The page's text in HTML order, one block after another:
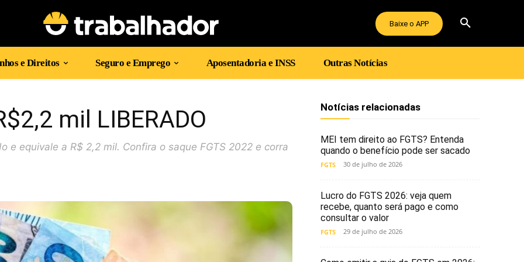
Baixe o APP
e Direitos Seguro e Emprego Aposentadoria e INSS Outras Notícias
mil LIBERADO
e equivale a R$ 2,2 mil. Confira o saque FGTS 2022 e corra
Notícias relacionadas
MEI tem direito ao FGTS? Entenda
quando o benefício pode ser sacado
FGTS 30 de julho de 2026
Lucro do FGTS 2026: veja quem
recebe, quanto será pago e como
consultar o valor
FGTS 29 de julho de 2026